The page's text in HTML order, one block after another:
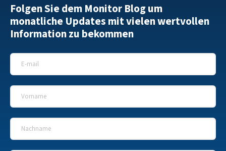
Folgen Sie dem Monitor Blog um
monatliche Updates mit vielen wertvollen
Information zu bekommen
E-Mail
Vorname
Nachname